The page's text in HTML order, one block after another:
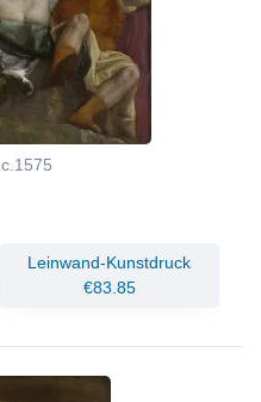
c.1575
Leinwand-Kunstdruck
€83.85